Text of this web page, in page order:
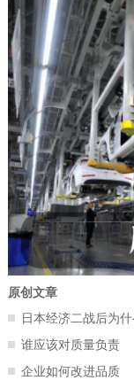
原创文章
日本经济二战后为
谁应该对质量负责
企业如何改进品质